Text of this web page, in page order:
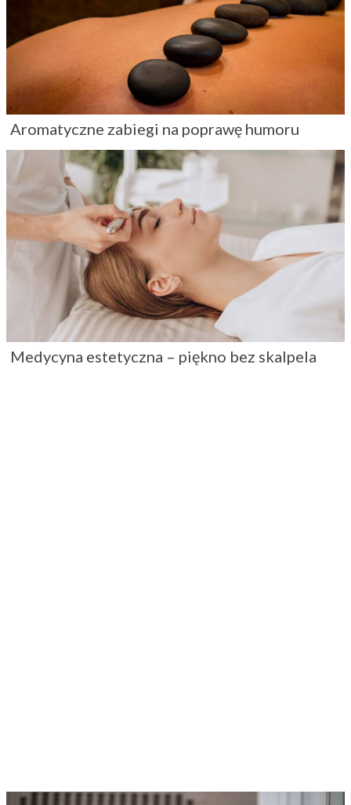
Aromatyczne zabiegi na poprawę humoru
Medycyna estetyczna – piękno bez skalpela